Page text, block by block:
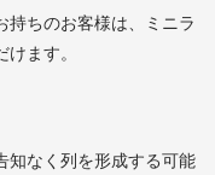
ちのお客様は、ミニラ
ます。
なく列を形成する可能